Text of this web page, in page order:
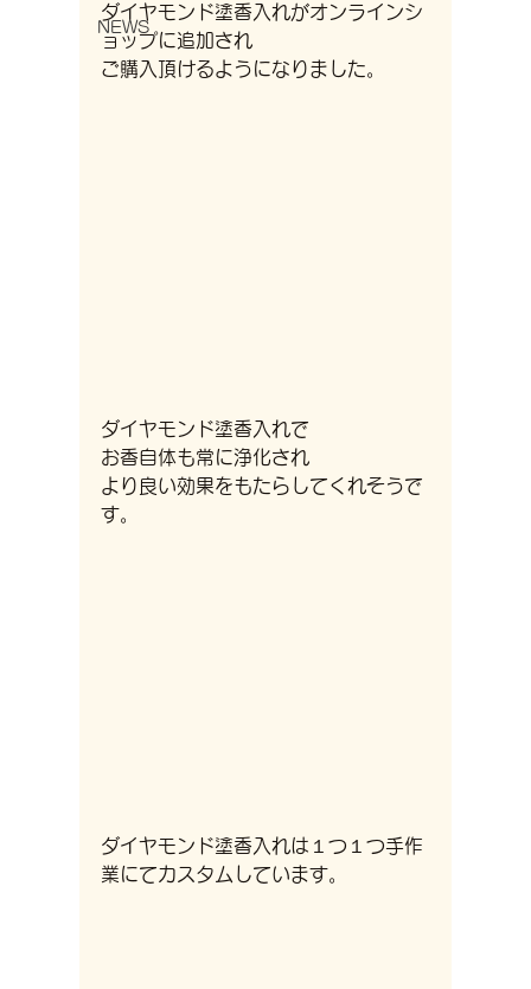
NEWS
ダイヤモンド塗香入れがオンラインシ
ョップに追加され
ご購入頂けるようになりました。
ダイヤモンド塗香入れで
お香自体も常に浄化され
より良い効果をもたらしてくれそうで
す。
ダイヤモンド塗香入れは１つ１つ手作
業にてカスタムしています。